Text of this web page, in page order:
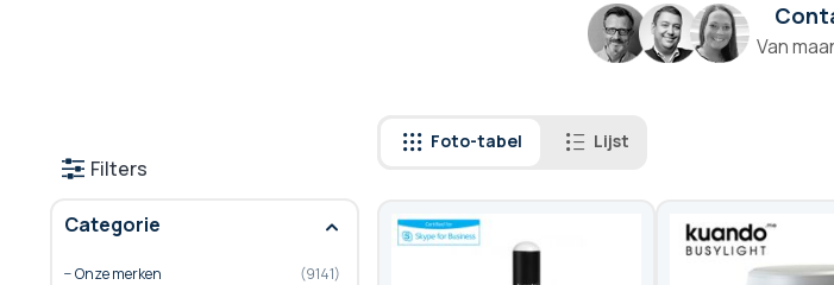
Van
Foto-tabel Lijst
Filters
Categorie
Onze merken
9141